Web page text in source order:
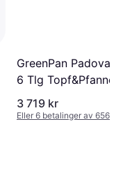
GreenPan Padova
6 Tlg
Schwarz Sett med
deler
3 719 kr
Eller 6 betalinger av 656 kr